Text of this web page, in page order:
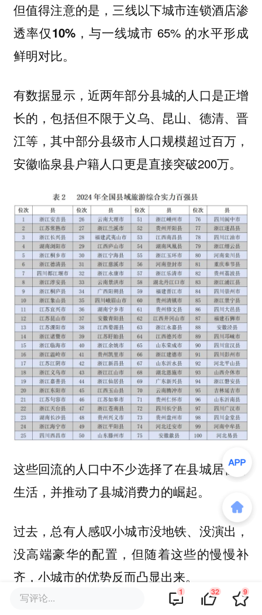
但值得注意的是，三线以下城市连锁酒店渗
透率仅10%，与一线城市 65% 的水平形成
鲜明对比。
有数据显示，近两年部分县城的人口是正增
长的，包括但不限于义乌、昆山、德清、晋
江等，其中部分县级市人口规模超过百万，
安徽临泉县户籍人口更是直接突破200万。
这些回流的人口中不少选择了在县城居住并
生活，并推动了县城消费力的崛起。
过去，总有人感叹小城市没地铁、没演出，
没高端豪华的配置，但随着这些的慢慢补
齐，小城市的优势反而凸显出来。
写评论... 1 32 9